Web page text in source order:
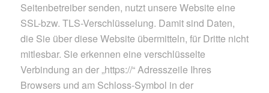
Seitenbetreiber senden, nutzt unsere Website eine
SSL-bzw. TLS-Verschlüsselung. Damit sind Daten,
die Sie über diese Website übermitteln, für Dritte nicht
mitlesbar. Sie erkennen eine verschlüsselte
Verbindung an der „https://“ Adresszeile Ihres
Browsers und am Schloss-Symbol in der